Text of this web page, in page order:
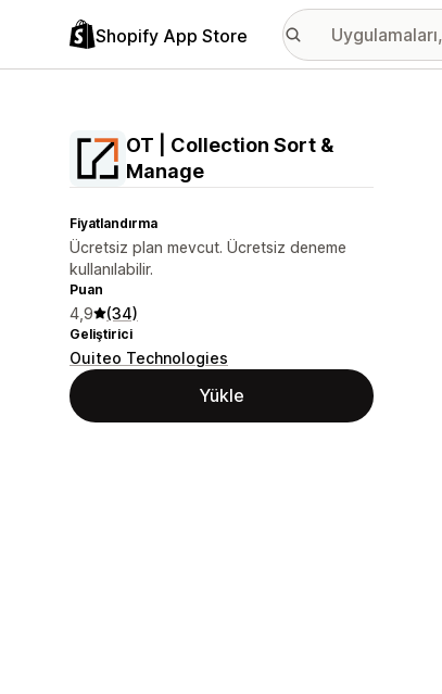
Shopify App Store
OT | Collection Sort &
Manage
Fiyatlandırma
Ücretsiz plan mevcut. Ücretsiz deneme
kullanılabilir.
Puan
4,9 (34)
Geliştirici
Ouiteo Technologies
Yükle